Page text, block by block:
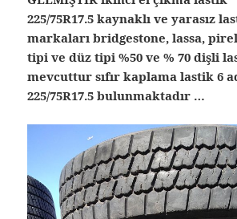
225/75R17.5 kaynaklı ve yarasız
markaları bridgestone, lassa,
tipi ve düz tipi %50 ve % 70 dişli
mevcuttur sıfır kaplama lastik 6
225/75R17.5 bulunmaktadır …